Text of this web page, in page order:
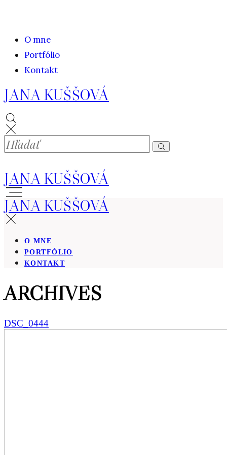
O mne
Portfólio
Kontakt
JANA KUŠŠOVÁ
JANA KUŠŠOVÁ
JANA KUŠŠOVÁ
O MNE
PORTFÓLIO
KONTAKT
ARCHIVES
DSC_0444